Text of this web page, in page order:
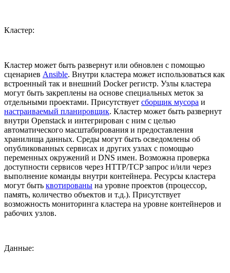
Кластер:
Кластер может быть развернут или обновлен с помощью
сценариев Ansible. Внутри кластера может использоваться как
встроенный так и внешний Docker регистр. Узлы кластера
могут быть закреплены на основе специальных меток за
отдельными проектами. Присутствует сборщик мусора и
настраиваемый планировщик. Кластер может быть развернут
внутри Openstack и интегрирован с ним с целью
автоматического масштабирования и предоставления
хранилища данных. Среды могут быть осведомлены об
опубликованных сервисах и других узлах с помощью
переменных окружений и DNS имен. Возможна проверка
доступности сервисов через HTTP/TCP запрос и/или через
выполнение команды внутри контейнера. Ресурсы кластера
могут быть квотированы на уровне проектов (процессор,
память, количество объектов и т.д.). Присутствует
возможность мониторинга кластера на уровне контейнеров и
рабочих узлов.
Данные: